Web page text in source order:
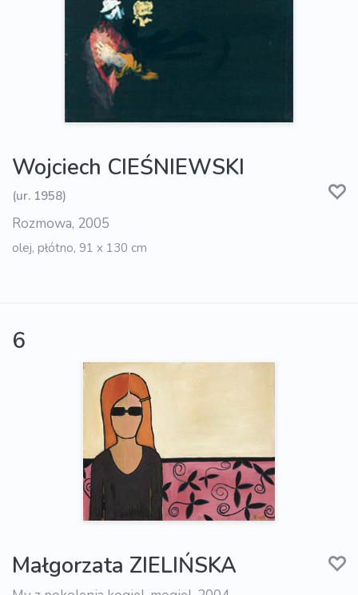
Wojciech CIEŚNIEWSKI
(ur. 1958)
Rozmowa, 2005
olej, płótno, 91 x 130 cm
6
Małgorzata ZIELIŃSKA